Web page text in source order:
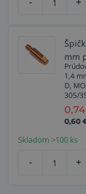
mm
1,4
D,
305/
0,74
0,60
Skladom >100 ks
- +